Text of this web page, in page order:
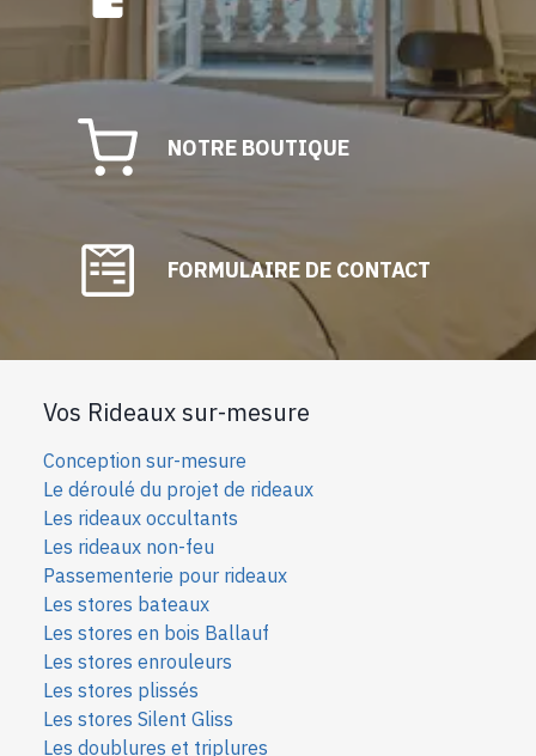
NOTRE BOUTIQUE
FORMULAIRE DE CONTACT
Vos Rideaux sur-mesure
Conception sur-mesure
Le déroulé du projet de rideaux
Les rideaux occultants
Les rideaux non-feu
Passementerie pour rideaux
Les stores bateaux
Les stores en bois Ballauf
Les stores enrouleurs
Les stores plissés
Les stores Silent Gliss
Les doublures et triplures